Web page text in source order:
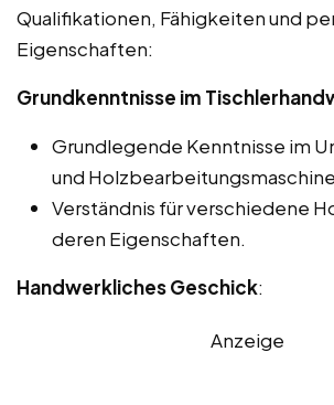
Qualifikationen, Fähigkeiten und
Eigenschaften:
Grundkenntnisse im
Grundlegende Kenntnisse im
und
Verständnis für verschiedene
deren Eigenschaften.
Handwerkliches Geschick:
Anzeige